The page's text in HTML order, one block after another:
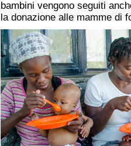
bambini vengono seguiti
la donazione alle mamme di